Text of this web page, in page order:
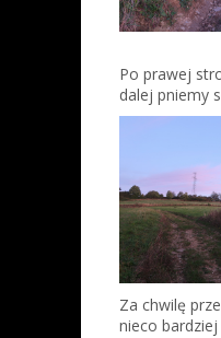
Po prawej
dalej pniemy
Za chwilę
nieco